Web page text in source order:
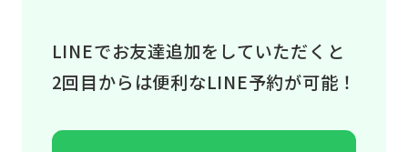
LINEでお友達追加をしていただくと
2回目からは便利なLINE予約が可能！